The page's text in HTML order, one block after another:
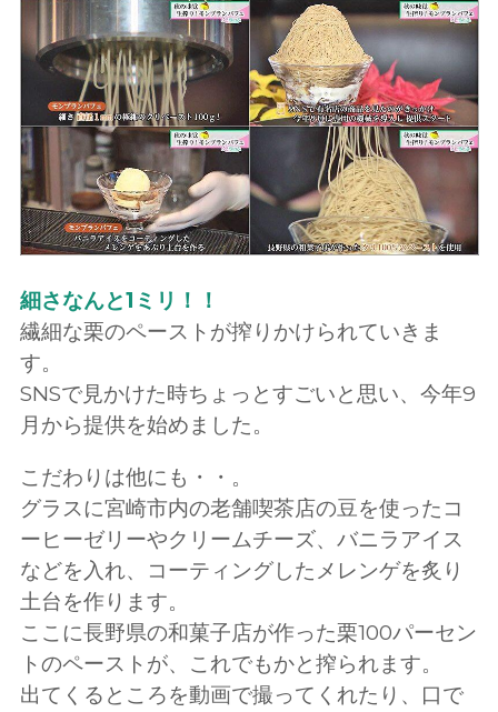
細さなんと1ミリ！！
繊細な栗のペーストが搾りかけられていきま
す。
SNSで見かけた時ちょっとすごいと思い、今年9
月から提供を始めました。
こだわりは他にも・・。
グラスに宮崎市内の老舗喫茶店の豆を使ったコ
ーヒーゼリーやクリームチーズ、バニラアイス
などを入れ、コーティングしたメレンゲを炙り
土台を作ります。
ここに長野県の和菓子店が作った栗100パーセン
トのペーストが、これでもかと搾られます。
出てくるところを動画で撮ってくれたり、口で